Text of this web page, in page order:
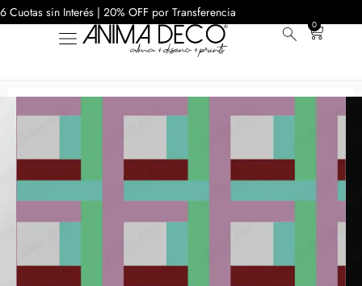
6 Cuotas sin Interés | 20% OFF por Transferencia
0